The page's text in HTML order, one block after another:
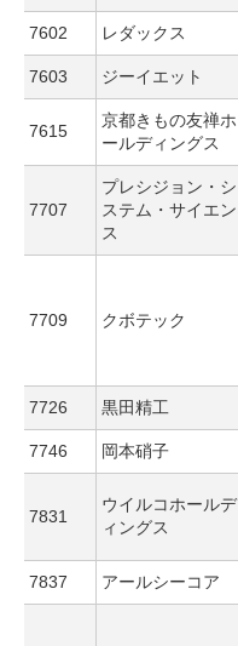
7602 レダックス
7603 ジーイエット
7615
京都きもの友禅ホ
ールディングス
7707
プレシジョン・シ
ステム・サイエン
ス
7709 クボテック
7726 黒田精工
7746 岡本硝子
7831
ウイルコホールデ
ィングス
7837 アールシーコア